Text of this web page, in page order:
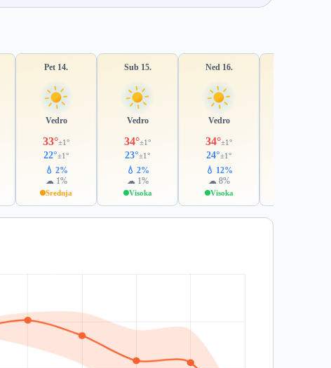
Pet 14.
Vedro
33°±1°
22°±1°
💧 2%
☁ 1%
Srednja
Sub 15.
Vedro
34°±1°
23°±1°
💧 2%
☁ 1%
Visoka
Ned 16.
Vedro
34°±1°
24°±1°
💧 12%
☁ 8%
Visoka